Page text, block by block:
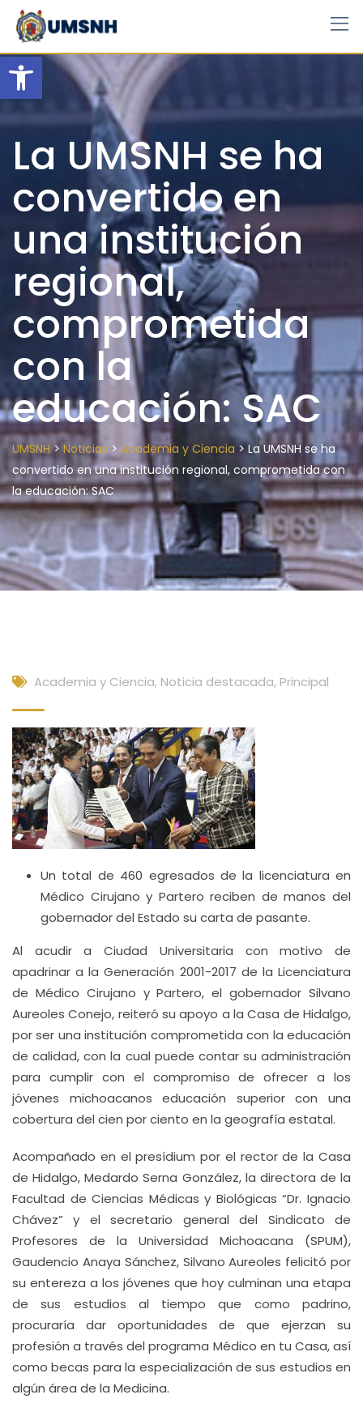
Open toolbar
Skip
content
La UMSNH se ha
convertido en
una institución
regional,
comprometida
con la
educación: SAC
UMSNH> Noticias > Academia y Ciencia >La UMSNH se ha
convertido en una institución regional, comprometida con
la educación: SAC
Academia y Ciencia, Noticia destacada, Principal
Un total de 460 egresados de la licenciatura en
Médico Cirujano y Partero reciben de manos del
gobernador del Estado su carta de pasante.
Al acudir a Ciudad Universitaria con motivo de
apadrinar a la Generación 2001-2017 de la Licenciatura
de Médico Cirujano y Partero, el gobernador Silvano
Aureoles Conejo, reiteró su apoyo a la Casa de Hidalgo,
por ser una institución comprometida con la educación
de calidad, con la cual puede contar su administración
para cumplir con el compromiso de ofrecer a los
jóvenes michoacanos educación superior con una
cobertura del cien por ciento en la geografía estatal.
Acompañado en el presídium por el rector de la Casa
de Hidalgo, Medardo Serna González, la directora de la
Facultad de Ciencias Médicas y Biológicas “Dr. Ignacio
Chávez” y el secretario general del Sindicato de
Profesores de la Universidad Michoacana (SPUM),
Gaudencio Anaya Sánchez, Silvano Aureoles felicitó por
su entereza a los jóvenes que hoy culminan una etapa
de sus estudios al tiempo que como padrino,
procuraría dar oportunidades de que ejerzan su
profesión a través del programa Médico en tu Casa, así
como becas para la especialización de sus estudios en
algún área de la Medicina.